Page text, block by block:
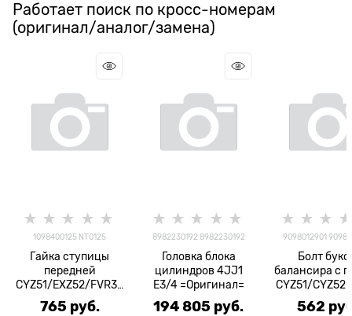
Работает поиск по кросс-номерам
(оригинал/аналог/замена)
1098400125 NT0125
Гайка ступицы
передней
CYZ51/EXZ52/FVR34
ZEVS
765 руб.
8982230192 8982230192
Головка блока
цилиндров 4JJ1
Е3/4 =Оригинал=
194 805 руб.
9098012901
Болт
балансира с
CYZ51/CYZ52
562